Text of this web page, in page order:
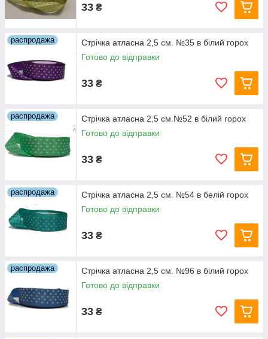
33 ₴
распродажа
Стрічка атласна 2,5 см. №35 в білий горох
Готово до відправки
33 ₴
распродажа
Стрічка атласна 2,5 см.№52 в білий горох
Готово до відправки
33 ₴
распродажа
Стрічка атласна 2,5 см. №54 в белій горох
Готово до відправки
33 ₴
распродажа
Стрічка атласна 2,5 см. №96 в білий горох
Готово до відправки
33 ₴